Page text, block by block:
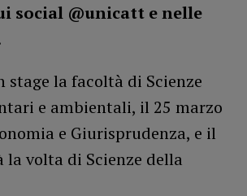
social @unicatt e nelle
stage la facoltà di Scienze
e ambientali, il 25 marzo
e Giurisprudenza, e il
la volta di Scienze della